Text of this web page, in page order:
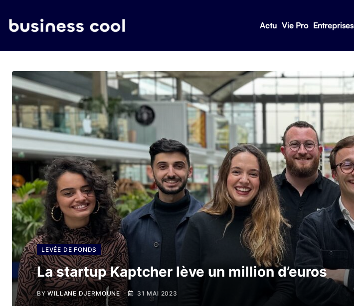
Actu Vie Pro Entreprises
LEVÉE DE FONDS
La startup Kaptcher lève un million d’euros
BYWILLANE DJERMOUNE 31 MAI 2023